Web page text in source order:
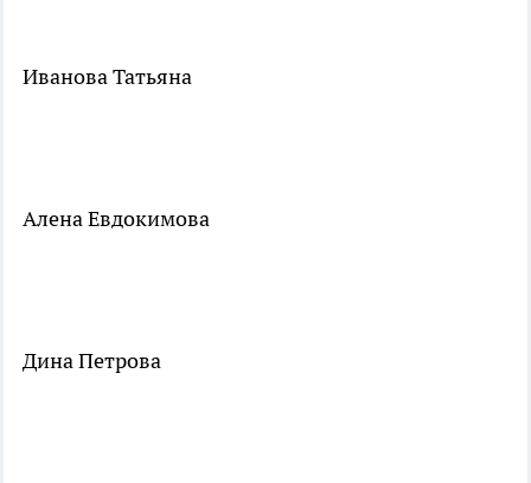
Иванова Татьяна
Алена Евдокимова
Дина Петрова